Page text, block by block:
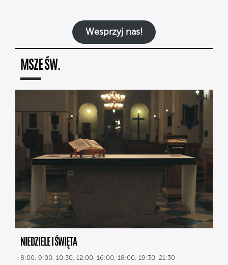
Wesprzyj nas!
MSZE ŚW.
NIEDZIELE I ŚWIĘTA
8:00, 9:00, 10:30, 12:00, 16:00, 18:00, 19:30, 21:30